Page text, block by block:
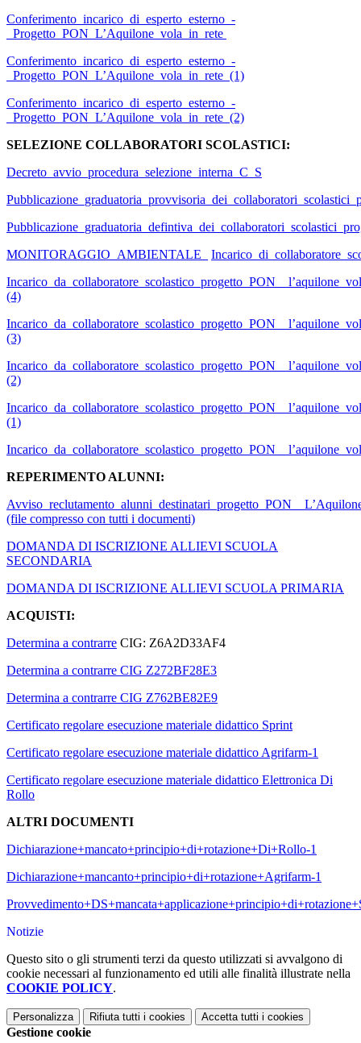
Conferimento_incarico_di_esperto_esterno_-
_Progetto_PON_L’Aquilone_vola_in_rete
Conferimento_incarico_di_esperto_esterno_-
_Progetto_PON_L’Aquilone_vola_in_rete (1)
Conferimento_incarico_di_esperto_esterno_-
_Progetto_PON_L’Aquilone_vola_in_rete (2)
SELEZIONE COLLABORATORI SCOLASTICI:
Decreto_avvio_procedura_selezione_interna_C_S
MONITORAGGIO_AMBIENTALE_
(4)
(3)
(2)
(1)
REPERIMENTO ALUNNI:
(file compresso con tutti i documenti)
DOMANDA DI ISCRIZIONE ALLIEVI SCUOLA
SECONDARIA
DOMANDA DI ISCRIZIONE ALLIEVI SCUOLA PRIMARIA
ACQUISTI:
Determina a contrarre CIG: Z6A2D33AF4
Determina a contrarre CIG Z272BF28E3
Determina a contrarre CIG Z762BE82E9
Certificato regolare esecuzione materiale didattico Sprint
Certificato regolare esecuzione materiale didattico Agrifarm-1
Certificato regolare esecuzione materiale didattico Elettronica Di
Rollo
ALTRI DOCUMENTI
Dichiarazione+mancato+principio+di+rotazione+Di+Rollo-1
Dichiarazione+mancanto+principio+di+rotazione+Agrifarm-1
Notizie
Questo sito o gli strumenti terzi da questo utilizzati si avvalgono di
cookie necessari al funzionamento ed utili alle finalità illustrate nella
COOKIE POLICY.
Personalizza Rifiuta tutti i cookies Accetta tutti i cookies
Gestione cookie